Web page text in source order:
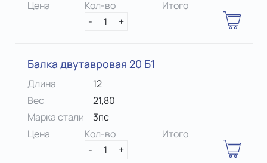
Цена
Кол-во
-
1 +
Итого
Балка двутавровая 20 Б1
Длина
12
Вес
21,80
Марка стали
3пс
Цена
Кол-во
-
1 +
Итого